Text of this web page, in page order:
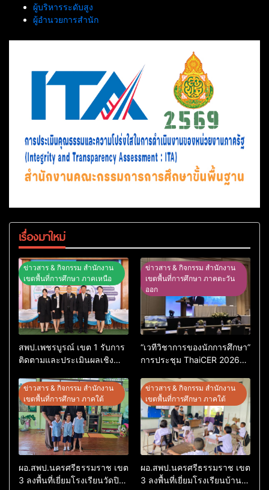
ผู้บริหารระดับสูง
ผู้อำนวยการสำนัก
เรื่องมาใหม่
ข่าวสาร & กิจกรรม สำนักงาน
เขตพื้นที่การศึกษา ภาคเหนือ
สพป.เพชรบูรณ์ เขต 1 รับการ
ติดตามและประเมินผลเชิง
ต้นแบบ” ระดับประเทศ รุ่นที่ 3
ประจำปีงบประมาณ พ.ศ.
2569
ข่าวสาร & กิจกรรม สำนักงาน
เขตพื้นที่การศึกษา ภาคตะวัน
ออก
“เวทีวิชาการของนักการศึกษา”
การประชุม ThaiCER 2026
Conference on Education
Research (ThaiCER) 2026
ข่าวสาร & กิจกรรม สำนักงาน
เขตพื้นที่การศึกษา ภาคใต้
ผอ.สพป.นครศรีธรรมราช เขต
3 ลงพื้นที่เยี่ยมโรงเรียนวัดปิยา
ข่าวสาร & กิจกรรม สำนักงาน
เขตพื้นที่การศึกษา ภาคใต้
ผอ.สพป.นครศรีธรรมราช เขต
3 ลงพื้นที่เยี่ยมโรงเรียนบ้าน